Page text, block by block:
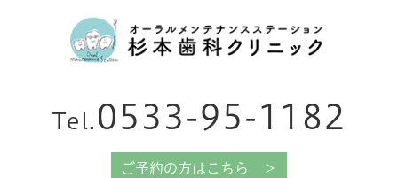
Tel.0533-95-1182
ご予約の方はこちら ＞